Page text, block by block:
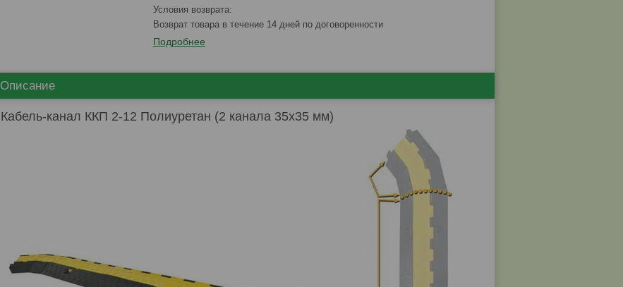
возврат товара в течение 14 дней по договоренности
Подробнее
Описание
Кабель-канал ККП 2-12 Полиуретан (2 канала 35х35 мм)